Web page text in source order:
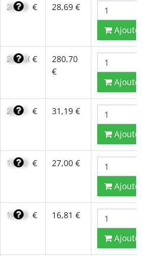
24,39 € 28,69 €
200,50 €
280,70
€
26,51 € 31,19 €
19,30 € 27,00 €
14,29 € 16,81 €